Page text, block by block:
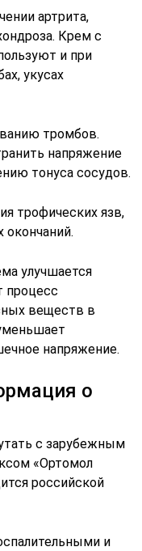
артрита,
Крем с
и при
укусах
тромбов.
напряжение
тонуса сосудов.
трофических язв,
улучшается
процесс
веществ в
напряжение.
о
с зарубежным
«Ортомол
российской
и